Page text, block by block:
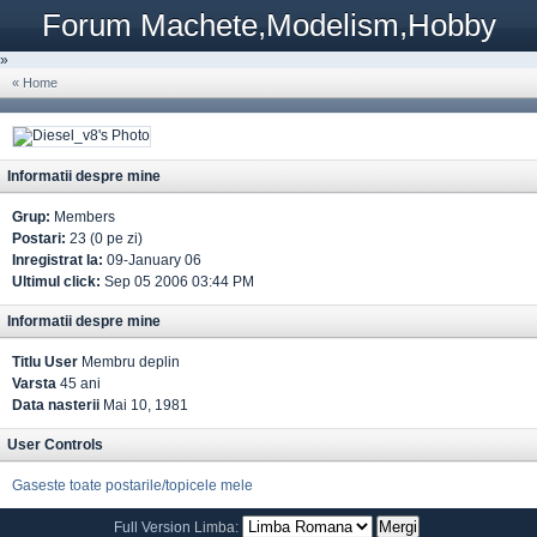
Forum Machete,Modelism,Hobby
»
« Home
Informatii despre mine
Grup: Members
Postari: 23 (0 pe zi)
Inregistrat la: 09-January 06
Ultimul click: Sep 05 2006 03:44 PM
Informatii despre mine
Titlu User Membru deplin
Varsta 45 ani
Data nasterii Mai 10, 1981
User Controls
Gaseste toate postarile/topicele mele
Full Version Limba: